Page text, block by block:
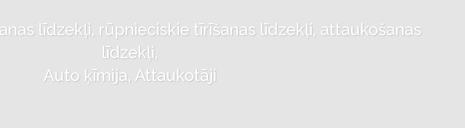
līdzekļi, rūpnieciskie tīrīšanas līdzekļi, attaukošanas
līdzekļi,
Auto ķīmija, Attaukotāji